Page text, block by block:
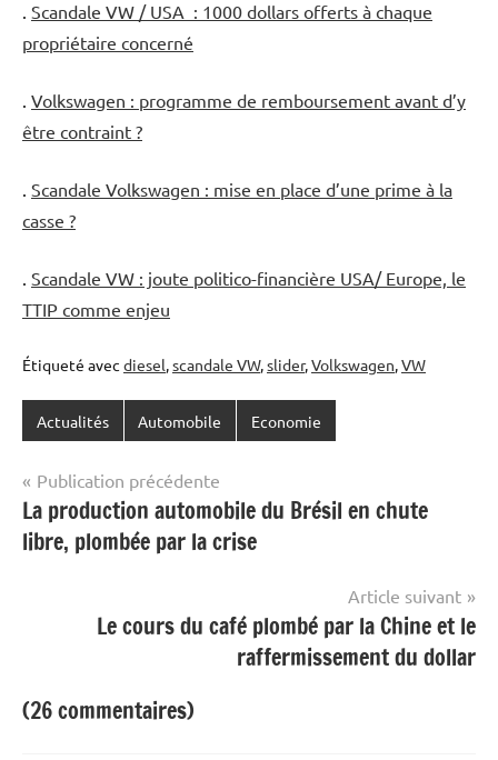
. Scandale VW / USA : 1000 dollars offerts à chaque
propriétaire concerné
. Volkswagen : programme de remboursement avant d’y
être contraint ?
. Scandale Volkswagen : mise en place d’une prime à la
casse ?
. Scandale VW : joute politico-financière USA/ Europe, le
TTIP comme enjeu
Étiqueté avec diesel,scandale VW,slider,Volkswagen,VW
Actualités Automobile Economie
Navigation
de
l’article
Publication précédente
La production automobile du Brésil en chute
libre, plombée par la crise
Article suivant
Le cours du café plombé par la Chine et le
raffermissement du dollar
(26 commentaires)